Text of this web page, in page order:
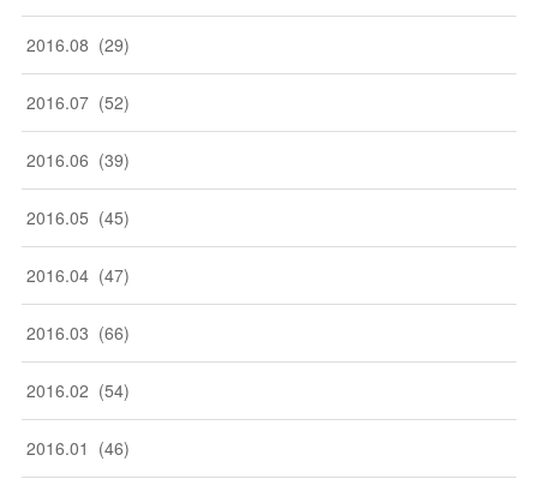
2016.08 (29)
2016.07 (52)
2016.06 (39)
2016.05 (45)
2016.04 (47)
2016.03 (66)
2016.02 (54)
2016.01 (46)